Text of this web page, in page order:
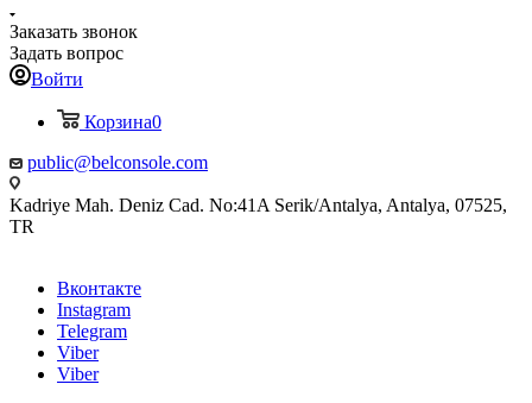
Заказать звонок
Задать вопрос
Войти
Корзина0
public@belconsole.com
Kadriye Mah. Deniz Cad. No:41A Serik/Antalya, Antalya, 07525,
TR
Вконтакте
Instagram
Telegram
Viber
Viber